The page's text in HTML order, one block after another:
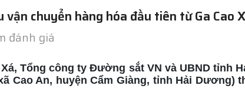
chuyển hàng hóa đầu tiên từ Ga Cao
đánh giá
Xá, Tổng công ty Đường sắt VN và UBND
Cao An, huyện Cẩm Giàng, tỉnh Hải